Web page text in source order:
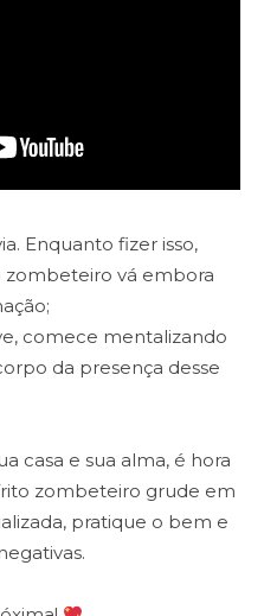
Enquanto fizer isso,
zombeteiro vá embora
comece mentalizando
da presença desse
casa e sua alma, é hora
zombeteiro grude em
pratique o bem e